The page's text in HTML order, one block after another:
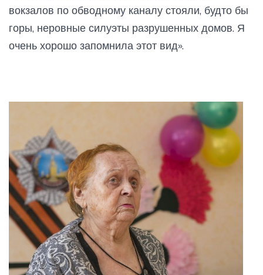
вокзалов по обводному каналу стояли, будто бы
горы, неровные силуэты разрушенных домов. Я
очень хорошо запомнила этот вид».